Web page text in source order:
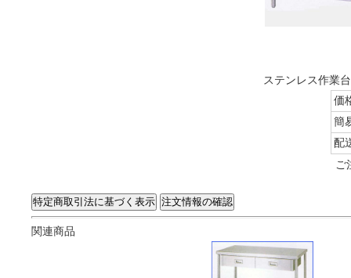
ステンレス作業
価
簡
配
ご
関連商品